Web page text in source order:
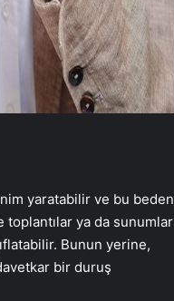
yaratabilir ve bu beden
ya da sunumlar
Bunun yerine,
bir duruş